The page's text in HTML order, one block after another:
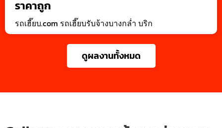
ราคาถูก
รถเฮี๊ยบ.com รถเฮี๊ยบรับจ้างบางกล่ำ บริก
ดูผลงานทั้งหมด